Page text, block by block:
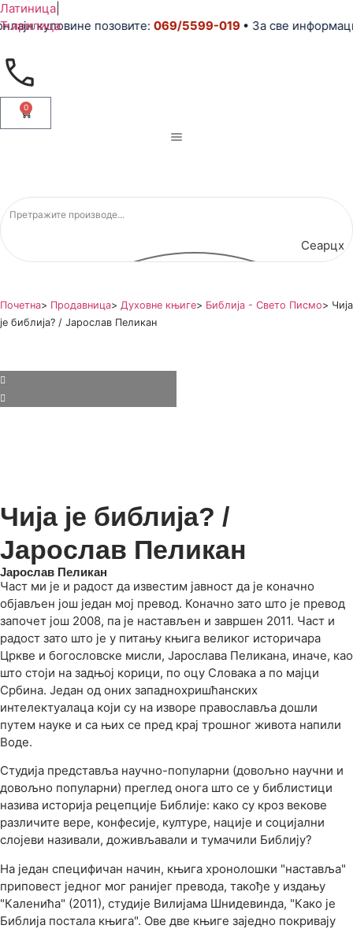
Латиница
Ћирилица
куповине позовите:069/5599-019• За све
0
Сеарцх
Почетна> Продавница> Духовне књиге> Библија - Свето Писмо> Чија
је библија? / Јарослав Пеликан
Чија је библија? /
Јарослав Пеликан
Јарослав Пеликан
Част ми је и радост да известим јавност да је коначно
објављен још један мој превод. Коначно зато што је превод
започет још 2008, па је настављен и завршен 2011. Част и
радост зато што је у питању књига великог историчара
Цркве и богословске мисли, Јарослава Пеликана, иначе, као
што стоји на задњој корици, по оцу Словака а по мајци
Србина. Један од оних западнохришћанских
интелектуалаца који су на изворе православља дошли
путем науке и са њих се пред крај трошног живота напили
Воде.
Студија представља научно-популарни (довољно научни и
довољно популарни) преглед онога што се у библистици
назива историја рецепције Библије: како су кроз векове
различите вере, конфесије, културе, нације и социјални
слојеви називали, доживљавали и тумачили Библију?
На један специфичан начин, књига хронолошки "наставља"
приповест једног мог ранијег превода, такође у издању
"Каленића" (2011), студије Вилијама Шнидевинда, "Како је
Библија постала књига". Ове две књиге заједно покривају